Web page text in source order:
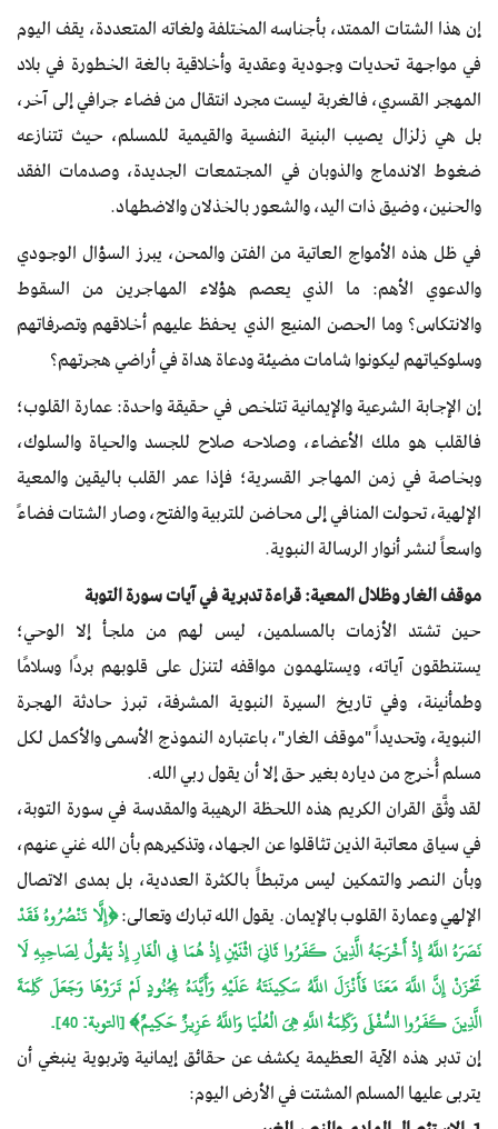
إن هذا الشتات الممتد، بأجناسه المختلفة ولغاته المتعددة، يقف اليوم
في مواجهة تحديات وجودية وعقدية وأخلاقية بالغة الخطورة في بلاد
المهجر القسري، فالغربة ليست مجرد انتقال من فضاء جرافي إلى آخر،
بل هي زلزال يصيب البنية النفسية والقيمية للمسلم، حيث تتنازعه
ضغوط الاندماج والذوبان في المجتمعات الجديدة، وصدمات الفقد
والحنين، وضيق ذات اليد، والشعور بالخذلان والاضطهاد.
في ظل هذه الأمواج العاتية من الفتن والمحن، يبرز السؤال الوجودي
والدعوي الأهم: ما الذي يعصم هؤلاء المهاجرين من السقوط
والانتكاس؟ وما الحصن المنيع الذي يحفظ عليهم أخلاقهم وتصرفاتهم
وسلوكياتهم ليكونوا شامات مضيئة ودعاة هداة في أراضي هجرتهم؟
إن الإجابة الشرعية والإيمانية تتلخص في حقيقة واحدة: عمارة القلوب؛
فالقلب هو ملك الأعضاء، وصلاحه صلاح للجسد والحياة والسلوك،
وبخاصة في زمن المهاجر القسرية؛ فإذا عمر القلب باليقين والمعية
الإلهية، تحولت المنافي إلى محاضن للتربية والفتح، وصار الشتات فضاءً
واسعاً لنشر أنوار الرسالة النبوية.
موقف الغار وظلال المعية: قراءة تدبرية في آيات سورة التوبة
حين تشتد الأزمات بالمسلمين، ليس لهم من ملجأ إلا الوحي؛
يستنطقون آياته، ويستلهمون مواقفه لتنزل على قلوبهم بردًا وسلامًا
وطمأنينة، وفي تاريخ السيرة النبوية المشرفة، تبرز حادثة الهجرة
النبوية، وتحديداً "موقف الغار"، باعتباره النموذج الأسمى والأكمل لكل
مسلم أُخرج من دياره بغير حق إلا أن يقول ربي الله.
لقد وثَّق القران الكريم هذه اللحظة الرهيبة والمقدسة في سورة التوبة،
في سياق معاتبة الذين تثاقلوا عن الجهاد، وتذكيرهم بأن الله غني عنهم،
وبأن النصر والتمكين ليس مرتبطاً بالكثرة العددية، بل بمدى الاتصال
الإلهي وعمارة القلوب بالإيمان. يقول الله تبارك وتعالى:﴿إِلَّا تَنْصُرُوهُ فَقَدْ
نَصَرَهُ اللَّهُ إِذْ أَخْرَجَهُ الَّذِينَ كَفَرُوا ثَانِيَ اثْنَيْنِ إِذْ هُمَا فِي الْغَارِ إِذْ يَقُولُ لِصَاحِبِهِ لَا
تَحْزَنْ إِنَّ اللَّهَ مَعَنَا فَأَنْزَلَ اللَّهُ سَكِينَتَهُ عَلَيْهِ وَأَيَّدَهُ بِجُنُودٍ لَمْ تَرَوْهَا وَجَعَلَ كَلِمَةَ
الَّذِينَ كَفَرُوا السُّفْلَى وَكَلِمَةُ اللَّهِ هِيَ الْعُلْيَا وَاللَّهُ عَزِيزٌ حَكِيمٌ﴾ [التوبة: 40].
إن تدبر هذه الآية العظيمة يكشف عن حقائق إيمانية وتربوية ينبغي أن
يتربى عليها المسلم المشتت في الأرض اليوم: